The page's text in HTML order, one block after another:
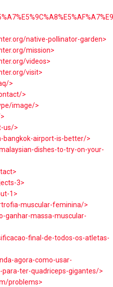
native-pollinator-garden>
mission>
videos>
visit>
>
>
image/>
us/>
bangkok-airport-is-better/>
dishes-to-try-on-your-
3>
1>
muscular-feminina/>
ganhar-massa-muscular-
final-de-todos-os-atletas-
agora-como-usar-
ter-quadriceps-gigantes/>
problems>